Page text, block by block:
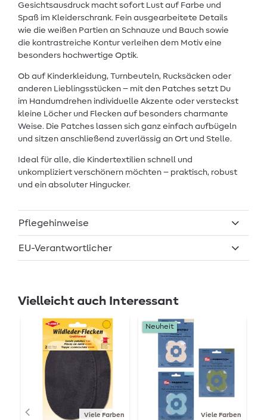
Gesichtsausdruck macht sofort Lust auf Farbe und
Spaß im Kleiderschrank. Fein ausgearbeitete Details
wie die weißen Partien an Schnauze und Bauch sowie
die kontrastreiche Kontur verleihen dem Motiv eine
besonders hochwertige Optik.
Ob auf Kinderkleidung, Turnbeuteln, Rucksäcken oder
anderen Lieblingsstücken – mit den Patches setzt Du
im Handumdrehen individuelle Akzente oder versteckst
kleine Löcher und Flecken auf besonders charmante
Weise. Die Patches lassen sich ganz einfach aufbügeln
und sitzen anschließend zuverlässig an Ort und Stelle.
Ideal für alle, die Kindertextilien schnell und
unkompliziert verschönern möchten – praktisch, robust
und ein absoluter Hingucker.
Pflegehinweise
EU-Verantwortlicher
Vielleicht auch Interessant
Viele Farben Viele Farben
Neuheit